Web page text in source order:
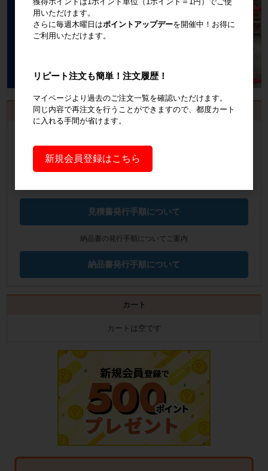
お見積書・納品書発行のご案内
会員登録はこちら
見積書発行手順について
納品書の発行手順についてご案内
納品書発行手順について
カート
カートは空です
用いただけます。
さらに毎週木曜日はポイントアップデーを開催中！お得に
ご利用いただけます。
リピート注文も簡単！注文履歴！
マイページより過去のご注文一覧を確認いただけます。
同じ内容で再注文を行うことができますので、都度カート
に入れる手間が省けます。
新規会員登録はこちら